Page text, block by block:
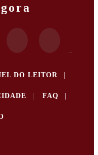
DO LEITOR |
| FAQ |